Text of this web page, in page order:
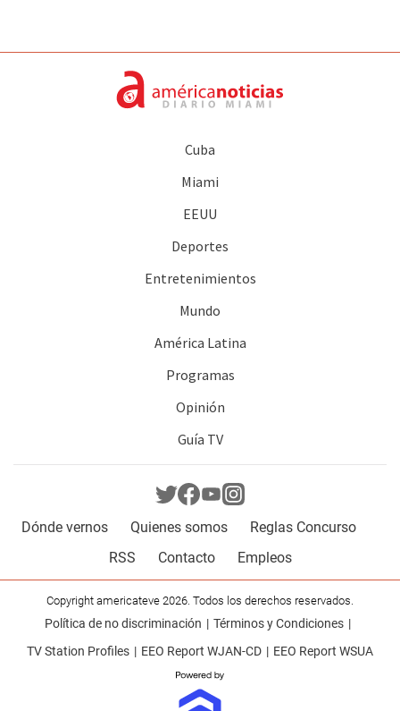
Cuba
Miami
EEUU
Deportes
Entretenimientos
Mundo
América Latina
Programas
Opinión
Guía TV
Dónde vernos Quienes somos
Reglas Concurso
RSS
Contacto Empleos
Copyright americateve 2026. Todos los derechos reservados.
Política de no discriminación
Términos y Condiciones
TV Station Profiles
EEO Report WJAN-CD EEO Report WSUA